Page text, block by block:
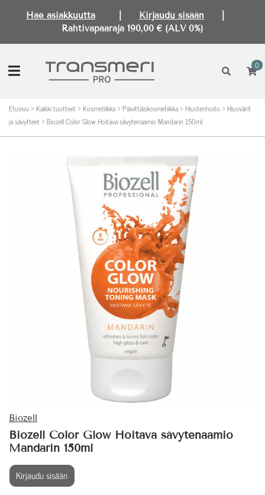
Hae asiakkuutta Kirjaudu sisään
Rahtivapaaraja 190,00 € (ALV 0%)
0
Etusivu >Kaikki tuotteet>Kosmetiikka>Päivittäiskosmetiikka>Hiustenhoito>Hiusvärit
ja sävytteet>Biozell Color Glow Hoitava sävytenaamio Mandarin 150ml
Biozell
Biozell Color Glow Hoitava sävytenaamio
Mandarin 150ml
Kirjaudu sisään